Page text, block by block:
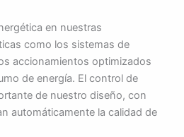
en nuestras
como los sistemas de
accionamientos optimizados
de energía. El control de
de nuestro diseño, con
automáticamente la calidad de